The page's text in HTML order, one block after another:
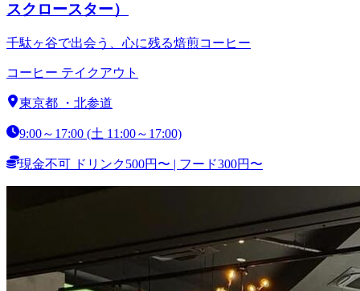
スクロースター）
千駄ヶ谷で出会う、心に残る焙煎コーヒー
コーヒー テイクアウト
東京都 ・ 北参道
9:00～17:00 (土 11:00～17:00)
現金不可 ドリンク500円〜 | フード300円〜